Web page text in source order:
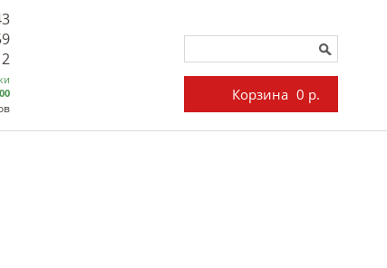
Корзина 0 р.